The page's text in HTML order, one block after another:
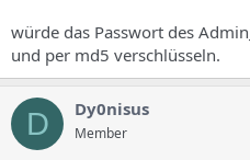
würde das Passwort des
und per md5 verschlüsseln.
D Dy0nisus
Member